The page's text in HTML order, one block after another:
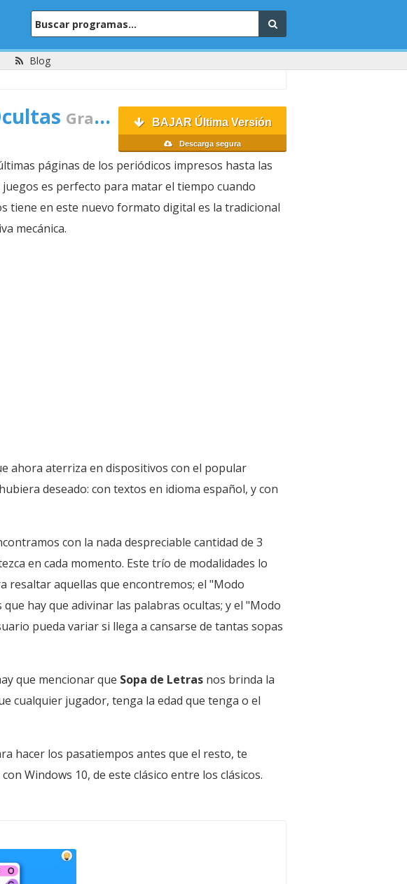
Blog
Gratis Para PC BAJAR Última Versión
Descarga segura
páginas de los periódicos impresos hasta las
es perfecto para matar el tiempo cuando
tiene en este nuevo formato digital es la tradicional
mecánica.
ahora aterriza en dispositivos con el popular
deseado: con textos en idioma español, y con
con la nada despreciable cantidad de 3
en cada momento. Este trío de modalidades lo
resaltar aquellas que encontremos; el "Modo
hay que adivinar las palabras ocultas; y el "Modo
pueda variar si llega a cansarse de tantas sopas
que mencionar que Sopa de Letras nos brinda la
cualquier jugador, tenga la edad que tenga o el
hacer los pasatiempos antes que el resto, te
Windows 10, de este clásico entre los clásicos.